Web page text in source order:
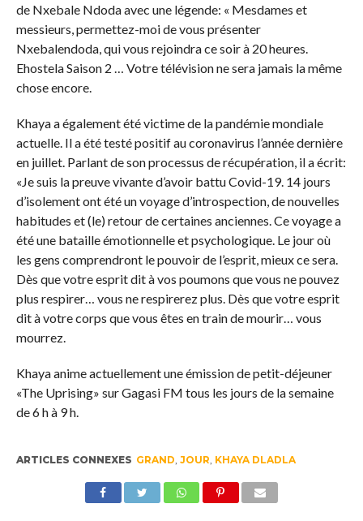
de Nxebale Ndoda avec une légende: « Mesdames et
messieurs, permettez-moi de vous présenter
Nxebalendoda, qui vous rejoindra ce soir à 20 heures.
Ehostela Saison 2 … Votre télévision ne sera jamais la même
chose encore.
Khaya a également été victime de la pandémie mondiale
actuelle. Il a été testé positif au coronavirus l’année dernière
en juillet. Parlant de son processus de récupération, il a écrit:
«Je suis la preuve vivante d’avoir battu Covid-19. 14 jours
d’isolement ont été un voyage d’introspection, de nouvelles
habitudes et (le) retour de certaines anciennes. Ce voyage a
été une bataille émotionnelle et psychologique. Le jour où
les gens comprendront le pouvoir de l’esprit, mieux ce sera.
Dès que votre esprit dit à vos poumons que vous ne pouvez
plus respirer… vous ne respirerez plus. Dès que votre esprit
dit à votre corps que vous êtes en train de mourir… vous
mourrez.
Khaya anime actuellement une émission de petit-déjeuner
«The Uprising» sur Gagasi FM tous les jours de la semaine
de 6 h à 9 h.
ARTICLES CONNEXES GRAND JOUR KHAYA DLADLA